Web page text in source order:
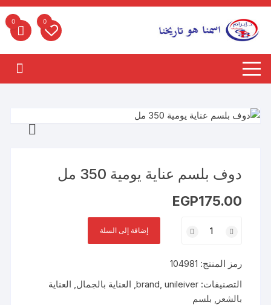
التجاوز
المحتوى
0
0
دوف بلسم عناية يومية 350 مل
EGP175.00
دوف
عناية
يومية
350
إضافة إلى السلة
رمز المنتج: 104981
التصنيفات:
brand, unileiver
, العناية بالجمال, العناية
بالشعر , بلسم